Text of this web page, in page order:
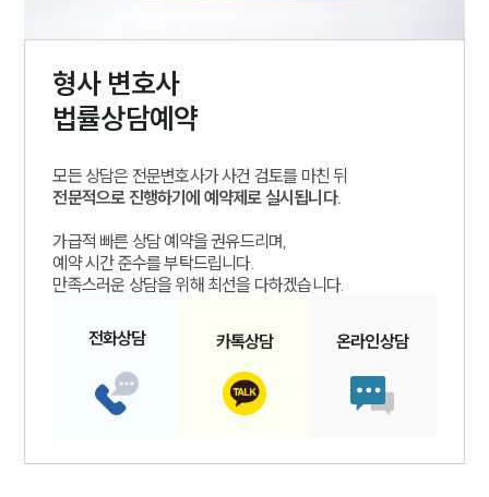
형사변호사
법률상담예약
모든 상담은 전문변호사가 사건 검토를 마친 뒤
전문적으로 진행하기에 예약제로 실시됩니다.
가급적 빠른 상담 예약을 권유드리며,
예약 시간 준수를 부탁드립니다.
만족스러운 상담을 위해 최선을 다하겠습니다.
전화상담 카톡상담 온라인상담